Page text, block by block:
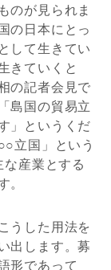
のが見られま
の日本にとっ
して生きてい
きていくと
の記者会見で
島国の貿易立
」というくだ
立国」という
産業とする
うした用法を
出します。募
形であって